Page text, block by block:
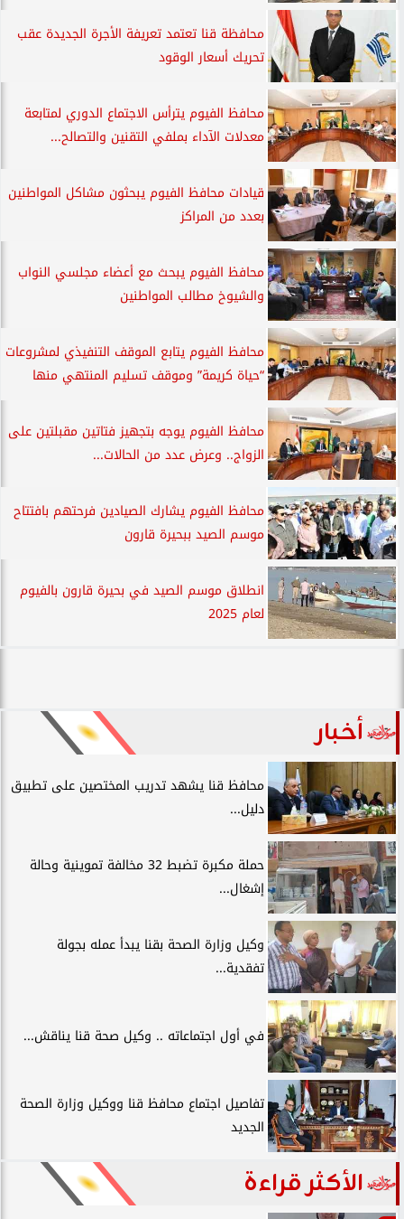
محافظة قنا تعتمد تعريفة الأجرة الجديدة عقب
تحريك أسعار الوقود
محافظ الفيوم يترأس الاجتماع الدوري لمتابعة
معدلات الآداء بملفي التقنين والتصالح...
قيادات محافظ الفيوم يبحثون مشاكل المواطنين
بعدد من المراكز
محافظ الفيوم يبحث مع أعضاء مجلسي النواب
والشيوخ مطالب المواطنين
محافظ الفيوم يتابع الموقف التنفيذي لمشروعات
“حياة كريمة” وموقف تسليم المنتهي منها
محافظ الفيوم يوجه بتجهيز فتاتين مقبلتين على
الزواج.. وعرض عدد من الحالات...
محافظ الفيوم يشارك الصيادين فرحتهم بافتتاح
موسم الصيد ببحيرة قارون
انطلاق موسم الصيد في بحيرة قارون بالفيوم
لعام 2025
أخبار
محافظ قنا يشهد تدريب المختصين على تطبيق
دليل...
حملة مكبرة تضبط 32 مخالفة تموينية وحالة
إشغال...
وكيل وزارة الصحة بقنا يبدأ عمله بجولة
تفقدية...
في أول اجتماعاته .. وكيل صحة قنا يناقش...
تفاصيل اجتماع محافظ قنا ووكيل وزارة الصحة
الجديد
الأكثر قراءة